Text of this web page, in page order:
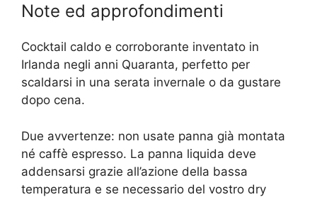
Note ed approfondimenti
Cocktail caldo e corroborante inventato in
Irlanda negli anni Quaranta, perfetto per
scaldarsi in una serata invernale o da gustare
dopo cena.
Due avvertenze: non usate panna già montata
né caffè espresso. La panna liquida deve
addensarsi grazie all’azione della bassa
temperatura e se necessario del vostro dry